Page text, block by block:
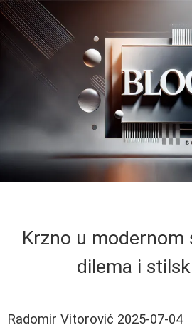
Krzno u modernom
dilema i
Radomir Vitorović 2025-07-04